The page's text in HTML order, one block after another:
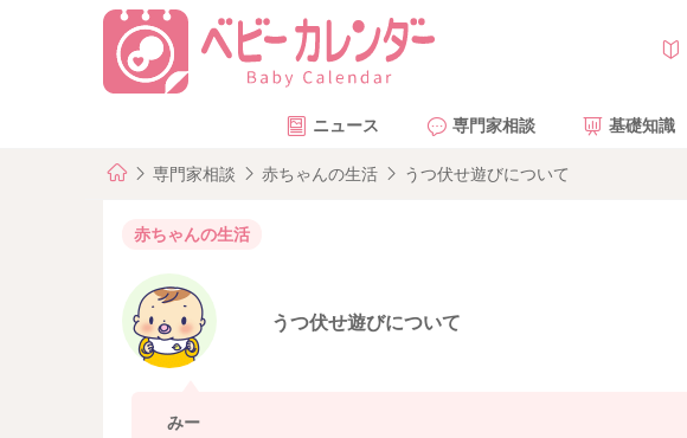
ニュース 専門家相談 基礎知識
専門家相談 赤ちゃんの生活 うつ伏せ遊びについて
赤ちゃんの生活
うつ伏せ遊びについて
みー